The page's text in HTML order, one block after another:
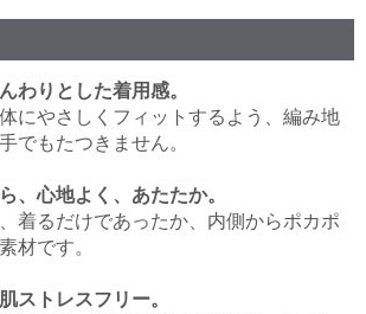
わりとした着用感。
にやさしくフィットするよう、編み地
でもたつきません。
、心地よく、あたたか。
着るだけであったか、内側からポカポ
材です。
ストレスフリー。